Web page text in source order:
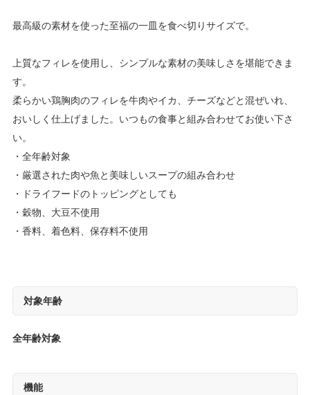
最高級の素材を使った至福の一皿を食べ切りサイズで。
上質なフィレを使用し、シンプルな素材の美味しさを堪能できま
す。
柔らかい鶏胸肉のフィレを牛肉やイカ、チーズなどと混ぜいれ、
おいしく仕上げました。いつもの食事と組み合わせてお使い下さ
い。
全年齢対象
厳選された肉や魚と美味しいスープの組み合わせ
ドライフードのトッピングとしても
穀物、大豆不使用
香料、着色料、保存料不使用
対象年齢
全年齢対象
機能